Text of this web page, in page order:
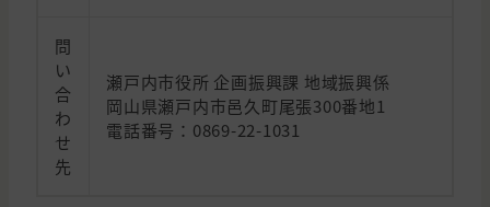
問
い
合
わ
せ
先
瀬戸内市役所 企画振興課 地域振興係
岡山県瀬戸内市邑久町尾張300番地1
電話番号：0869-22-1031